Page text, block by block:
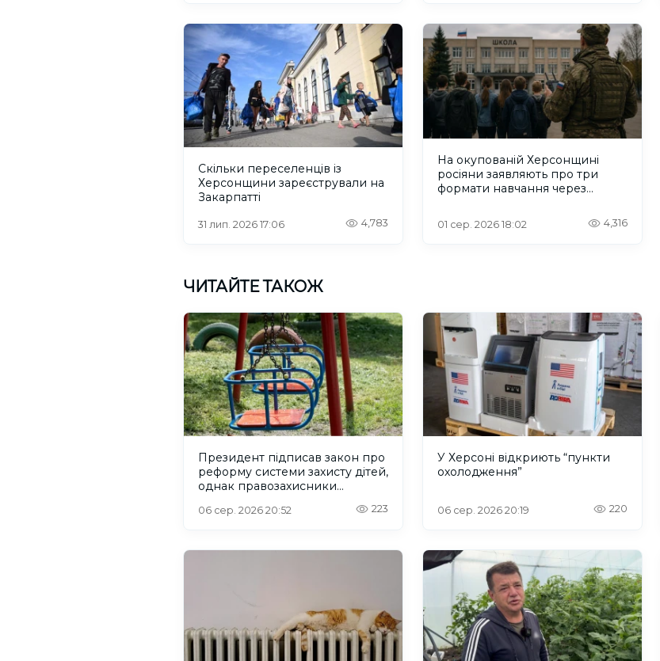
Скільки переселенців із
Херсонщини зареєстрували на
Закарпатті
31 лип. 2026 17:06 4,783
На окупованій Херсонщині
росіяни заявляють про три
формати навчання через
01 сер. 2026 18:02 4,316
ЧИТАЙТЕ ТАКОЖ
Президент підписав закон про
реформу системи захисту дітей,
однак правозахисники
06 сер. 2026 20:52 223
У Херсоні відкриють “пункти
охолодження”
06 сер. 2026 20:19 220